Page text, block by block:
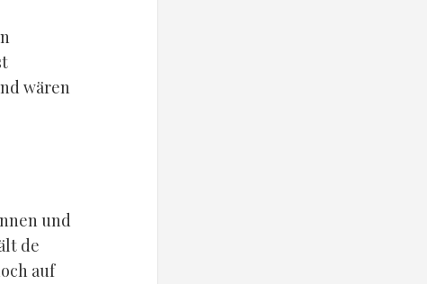
wären
und
de
auf